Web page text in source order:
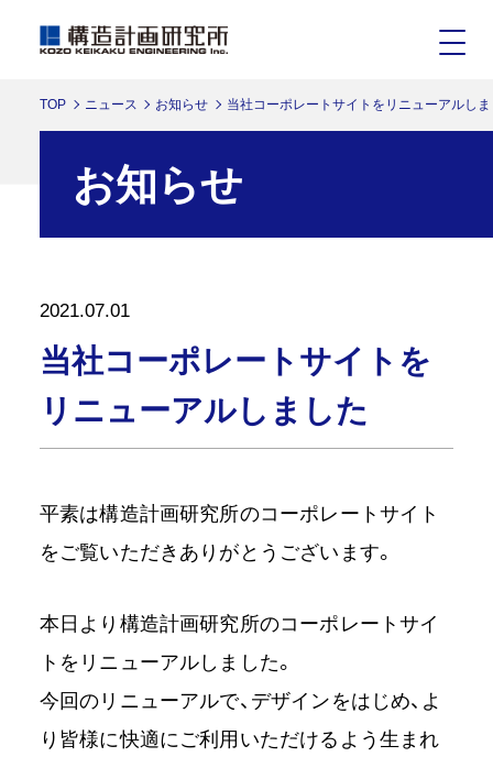
TOP ニュース お知らせ 当社コーポレートサイトをリニューアルし
お知らせ
2021.07.01
当社コーポレートサイトを
リニューアルしました
平素は構造計画研究所のコーポレートサイト
をご覧いただきありがとうございます。
本日より構造計画研究所のコーポレートサイ
トをリニューアルしました。
今回のリニューアルで、デザインをはじめ、よ
り皆様に快適にご利用いただけるよう生まれ